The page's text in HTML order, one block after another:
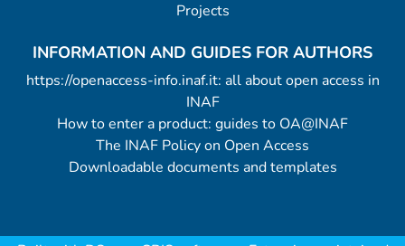
Projects
INFORMATION AND GUIDES FOR AUTHORS
https://openaccess-info.inaf.it: all about open access in
INAF
How to enter a product: guides to OA@INAF
The INAF Policy on Open Access
Downloadable documents and templates